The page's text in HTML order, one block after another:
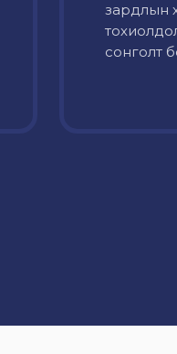
зардлын
сонголт